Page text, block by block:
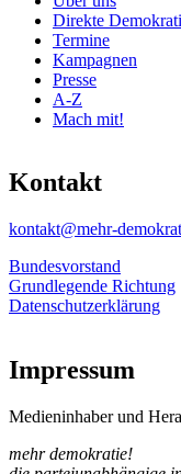
Direkte
Termine
Kampagnen
Presse
A-Z
Mach mit!
Kontakt
kontakt@mehr-
Bundesvorstand
Grundlegende Richtung
Datenschutzerklärung
Impressum
Medieninhaber und
mehr demokratie!